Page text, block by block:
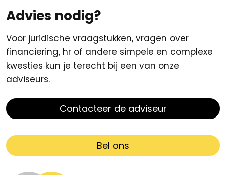
Advies nodig?
Voor juridische vraagstukken, vragen over
financiering, hr of andere simpele en complexe
kwesties kun je terecht bij een van onze
adviseurs.
Contacteer de adviseur
Bel ons